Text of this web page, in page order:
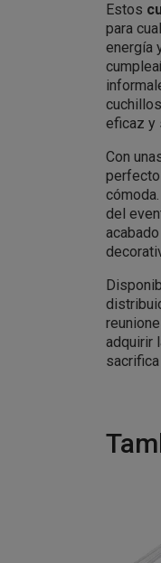
Estos
para
energía
eficaz y
Con
del
adquirir